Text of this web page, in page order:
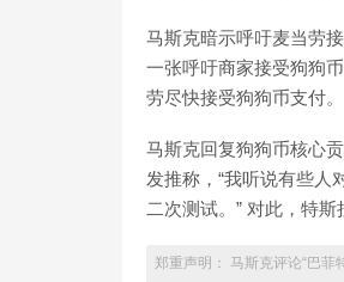
马斯克暗示呼吁麦当劳
一张呼吁商家接受狗狗
劳尽快接受狗狗币支付
马斯克回复狗狗币核心
发推称，“我听说有些人
二次测试。” 对此，特
郑重声明： 马斯克评论“巴菲